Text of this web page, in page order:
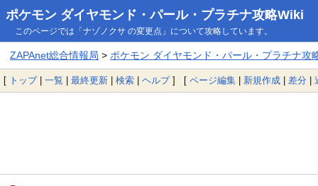
ポケモン ダイヤモンド・パール・プラチナ攻略Wiki
このページでは「ナゾノクサ の変更点」について攻略しています。
ZAPAnet総合情報局 > ポケモン ダイヤモンド・パール・プラチナ攻
[ トップ| 一覧 | 最終更新 | 検索 | ヘルプ] [ ページ編集 | 新規作成 | 差分 |